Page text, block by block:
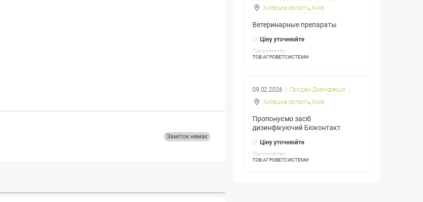
Заміток немає
Київська область, Київ
Ветеринарные препараты
Ціну уточнюйте
Підприємство:
ТОВ АГРОВЕТСИСТЕМИ
09.02.2026
Продам Дезінфекція
Київська область, Київ
Пропонуємо засіб
дизинфікуючий Біоконтакт
Ціну уточнюйте
Підприємство:
ТОВ АГРОВЕТСИСТЕМИ